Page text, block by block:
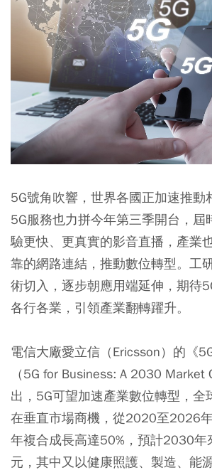
5G號角吹響，世界各國正加速推動
5G服務也力拼今年第三季開台，屆
驗更快、更真實的影音直播，產業
靠的網路連結，推動數位轉型。工
術切入，逐步朝應用端延伸，期待
各行各業，引領產業翻轉躍升。
電信大廠愛立信（Ericsson）的《
（5G for Business: A 2030 Market
出，5G可望加速產業數位轉型，全
在垂直市場商機，從2020至2026
年複合成長高達50%，預計2030
元，其中又以健康照護、製造、能